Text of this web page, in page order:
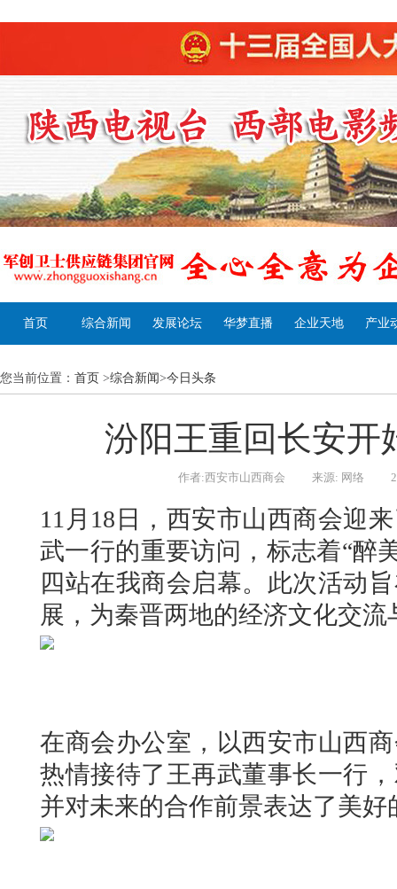
首页 综合新闻 发展论坛 华梦直播 企业天地 产业
您当前位置： 首页 >综合新闻>今日头条
汾阳王重回长安开
作者:西安市山西商会 来源: 网络
11月18日，西安市山西商会迎
武一行的重要访问，标志着“醉
四站在我商会启幕。此次活动
展，为秦晋两地的经济文化交
在商会办公室，以西安市山西
热情接待了王再武董事长一行
并对未来的合作前景表达了美好